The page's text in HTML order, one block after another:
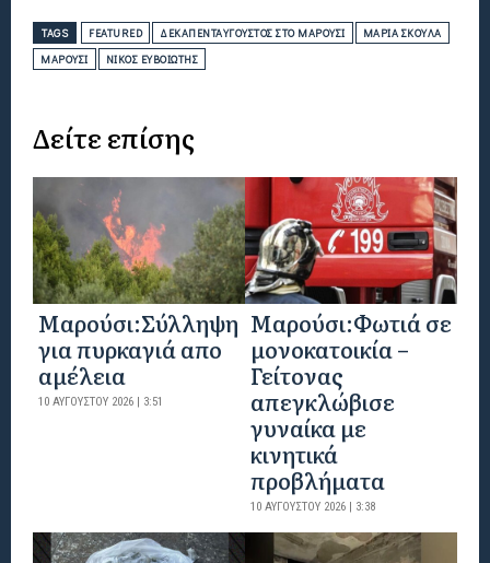
TAGS FEATURED ΔΕΚΑΠΕΝΤΑΎΓΟΥΣΤΟΣ ΣΤΟ ΜΑΡΟΎΣΙ
ΜΑΡΊΑ ΣΚΟΥΛΆ
ΜΑΡΟΎΣΙ
ΝΊΚΟΣ ΕΥΒΟΙΏΤΗΣ
Δείτε επίσης
Μαρούσι:Σύλληψη
για πυρκαγιά απο
αμέλεια
10 ΑΥΓΟΎΣΤΟΥ 2026 | 3:51
Μαρούσι:Φωτιά σε
μονοκατοικία –
Γείτονας
απεγκλώβισε
γυναίκα με
κινητικά
προβλήματα
10 ΑΥΓΟΎΣΤΟΥ 2026 | 3:38